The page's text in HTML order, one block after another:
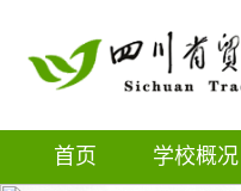
首页 学校概况